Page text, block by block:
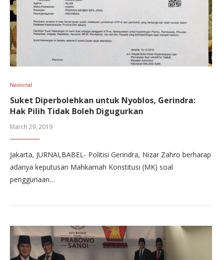
Nasional
Suket Diperbolehkan untuk Nyoblos, Gerindra:
Hak Pilih Tidak Boleh Digugurkan
March 29, 2019
Jakarta, JURNALBABEL- Politisi Gerindra, Nizar Zahro berharap
adanya keputusan Mahkamah Konstitusi (MK) soal
penggunaan…